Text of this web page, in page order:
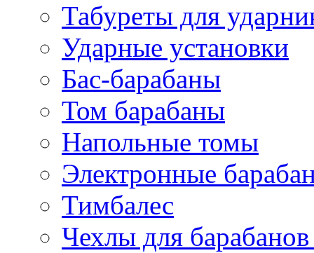
Табуреты для
Ударные установки
Бас-барабаны
Том барабаны
Напольные томы
Электронные
Тимбалес
Чехлы для